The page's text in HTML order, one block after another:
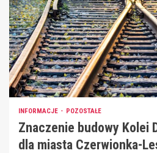
INFORMACJE POZOSTAŁE
Znaczenie budowy Kolei
dla miasta Czerwionka-